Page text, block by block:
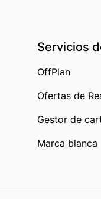
Servicios
OffPlan
Ofertas de
Gestor de
Marca blanca